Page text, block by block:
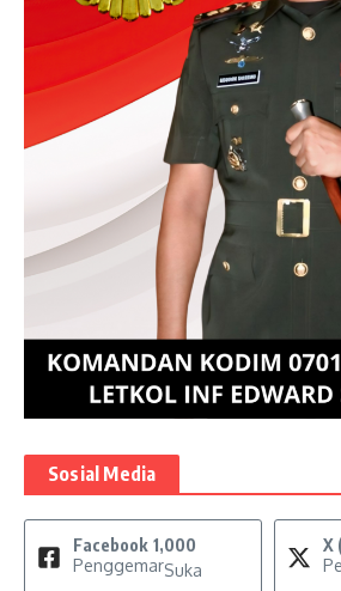
Sosial Media
Facebook 1,000
PenggemarSuka
X